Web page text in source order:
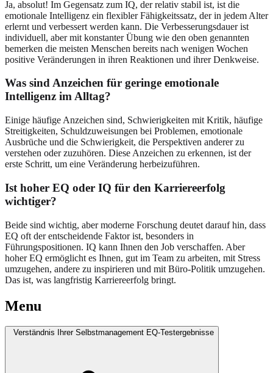
Ja, absolut! Im Gegensatz zum IQ, der relativ stabil ist, ist die
emotionale Intelligenz ein flexibler Fähigkeitssatz, der in jedem Alter
erlernt und verbessert werden kann. Die Verbesserungsdauer ist
individuell, aber mit konstanter Übung wie den oben genannten
bemerken die meisten Menschen bereits nach wenigen Wochen
positive Veränderungen in ihren Reaktionen und ihrer Denkweise.
Was sind Anzeichen für geringe emotionale
Intelligenz im Alltag?
Einige häufige Anzeichen sind, Schwierigkeiten mit Kritik, häufige
Streitigkeiten, Schuldzuweisungen bei Problemen, emotionale
Ausbrüche und die Schwierigkeit, die Perspektiven anderer zu
verstehen oder zuzuhören. Diese Anzeichen zu erkennen, ist der
erste Schritt, um eine Veränderung herbeizuführen.
Ist hoher EQ oder IQ für den Karriereerfolg
wichtiger?
Beide sind wichtig, aber moderne Forschung deutet darauf hin, dass
EQ oft der entscheidende Faktor ist, besonders in
Führungspositionen. IQ kann Ihnen den Job verschaffen. Aber
hoher EQ ermöglicht es Ihnen, gut im Team zu arbeiten, mit Stress
umzugehen, andere zu inspirieren und mit Büro-Politik umzugehen.
Das ist, was langfristig Karriereerfolg bringt.
Menu
Verständnis Ihrer Selbstmanagement EQ-Testergebnisse